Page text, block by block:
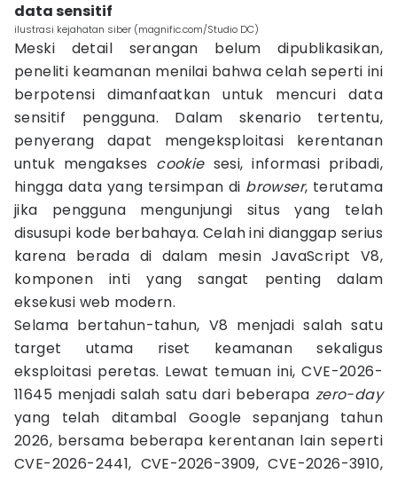
data sensitif
ilustrasi kejahatan siber (magnific.com/Studio DC)
Meski detail serangan belum dipublikasikan,
peneliti keamanan menilai bahwa celah seperti ini
berpotensi dimanfaatkan untuk mencuri data
sensitif pengguna. Dalam skenario tertentu,
penyerang dapat mengeksploitasi kerentanan
untuk mengakses cookie sesi, informasi pribadi,
hingga data yang tersimpan di browser, terutama
jika pengguna mengunjungi situs yang telah
disusupi kode berbahaya. Celah ini dianggap serius
karena berada di dalam mesin JavaScript V8,
komponen inti yang sangat penting dalam
eksekusi web modern.
Selama bertahun-tahun, V8 menjadi salah satu
target utama riset keamanan sekaligus
eksploitasi peretas. Lewat temuan ini, CVE-2026-
11645 menjadi salah satu dari beberapa zero-day
yang telah ditambal Google sepanjang tahun
2026, bersama beberapa kerentanan lain seperti
CVE-2026-2441, CVE-2026-3909, CVE-2026-3910,